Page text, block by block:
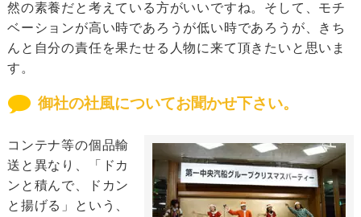
然の素養だと考えている方がいいですね。そして、モチ
ベーションが高い時であろうが低い時であろうが、きち
んと自分の責任を果たせる人物に来て頂きたいと思いま
す。
御社の社風についてお聞かせ下さい。
コンテナ等の個品輸
送と異なり、「ドカ
ンと積んで、ドカン
と揚げる」という、